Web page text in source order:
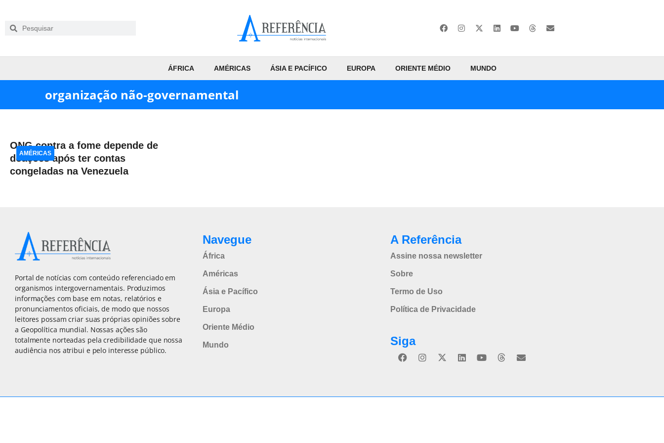
ÁFRICA AMÉRICAS ÁSIA E PACÍFICO EUROPA ORIENTE MÉDIO MUNDO
organização não-governamental
ONG contra a fome depende de
doações após ter contas
congeladas na Venezuela
AMÉRICAS
Portal de notícias com conteúdo referenciado em
organismos intergovernamentais. Produzimos
informações com base em notas, relatórios e
pronunciamentos oficiais, de modo que nossos
leitores possam criar suas próprias opiniões sobre
a Geopolítica mundial. Nossas ações são
totalmente norteadas pela credibilidade que nossa
audiência nos atribui e pelo interesse público.
Navegue
África
Américas
Ásia e Pacífico
Europa
Oriente Médio
Mundo
A Referência
Assine nossa newsletter
Sobre
Termo de Uso
Política de Privacidade
Siga